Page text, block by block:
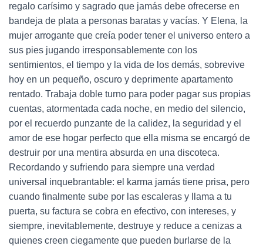
regalo carísimo y sagrado que jamás debe ofrecerse en
bandeja de plata a personas baratas y vacías. Y Elena, la
mujer arrogante que creía poder tener el universo entero a
sus pies jugando irresponsablemente con los
sentimientos, el tiempo y la vida de los demás, sobrevive
hoy en un pequeño, oscuro y deprimente apartamento
rentado. Trabaja doble turno para poder pagar sus propias
cuentas, atormentada cada noche, en medio del silencio,
por el recuerdo punzante de la calidez, la seguridad y el
amor de ese hogar perfecto que ella misma se encargó de
destruir por una mentira absurda en una discoteca.
Recordando y sufriendo para siempre una verdad
universal inquebrantable: el karma jamás tiene prisa, pero
cuando finalmente sube por las escaleras y llama a tu
puerta, su factura se cobra en efectivo, con intereses, y
siempre, inevitablemente, destruye y reduce a cenizas a
quienes creen ciegamente que pueden burlarse de la